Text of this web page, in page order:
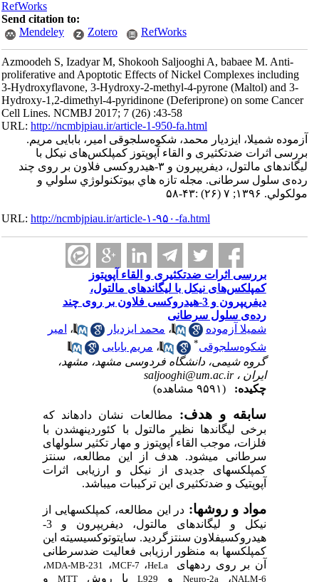
Send citation to:
Mendeley
Zotero
Azmoodeh S, Izadyar M, Shokooh Saljooghi A,
proliferative and Apoptotic Effects of Nickel
3-Hydroxyflavone, 3-Hydroxy-2-methyl-4-pyrone
Hydroxy-1,2-dimethyl-4-pyridinone (Deferiprone) on
Cell Lines. NCMBJ 2017; 7 (26) :43-58
URL:http://ncmbjpiau.ir/article-1-950-fa.html
ایزدیار محمد، شکوه‌سلجوقی امیر، بابایی مریم.
و القاء آپوپتوز کمپلکس‌های نیکل با
لیگاندهای مالتول، دیفریپرون و ۳-هیدروکسی فلاون بر روی چند
مجله تازه هاي بيوتكنولوژي سلولي و
URL:http://ncmbjpiau.ir/article-۱-۹۵۰-fa.html
اثرات ضدتکثیری و القاء آپوپتوز
نیکل با لیگاندهای مالتول،
دیفریپرون و 3-هیدروکسی فلاون بر روی چند
سلول سرطانی
،محمد ایزدیار ، امیر
* ،مریم بابایی
شیمی، دانشگاه فردوسی مشهد، مشهد،
saljooghi@um.ac.ir
و هدف: مطالعات نشان داده­اند که
لیگاندها نظیر مالتول با کئوردینه­شدن با
موجب القاء آپوپتوز و مهار تکثیر سلول­های
می­شود.هدف از این مطالعه،
سنتز
جدیدی از نیکل و ارزیابی اثر
ات
و ضدتکثیری این ترکیبات می­باشد.
و روش­ها:در این مطالعه، کمپلکس­هایی از
نیکل و لیگاندهای مالتول، دیفریپرون و 3-
سنتز­گردید.سایتوتوکسیسیته این
به منظور ارزیابی فعالیت ضد­سرطانی
رده­های HeLa ، MCF-7، MDA-MB-231،
Neuro-2aو L929با روشMTTو